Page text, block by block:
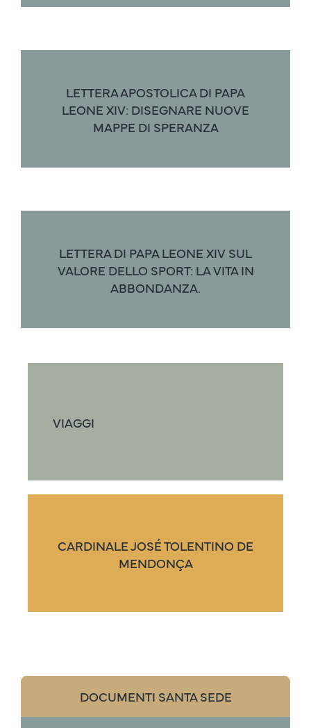
LETTERA APOSTOLICA DI PAPA
LEONE XIV: DISEGNARE NUOVE
MAPPE DI SPERANZA
LETTERA DI PAPA LEONE XIV SUL
VALORE DELLO SPORT: LA VITA IN
ABBONDANZA.
VIAGGI
CARDINALE JOSÉ TOLENTINO DE
MENDONÇA
DOCUMENTI SANTA SEDE